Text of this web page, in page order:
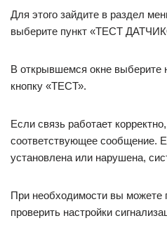
Для этого зайдите в раздел
выберите пункт «ТЕСТ
В открывшемся окне выберите
кнопку «ТЕСТ».
Если связь работает
соответствующее сообщение.
установлена или нарушена,
При необходимости вы можете
проверить настройки